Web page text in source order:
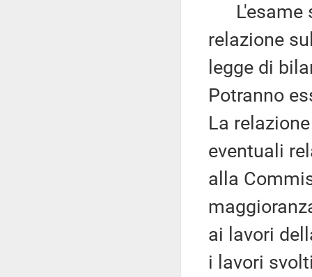
L'esame
relazione
legge di
Potranno
La
eventuali
alla
ai lavori
i lavori